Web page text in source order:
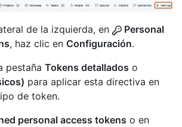
de la izquierda, en
Personal
, haz clic en Configuración.
pestaña Tokens detallados o
para aplicar esta directiva en
de token.
personal access tokens o en